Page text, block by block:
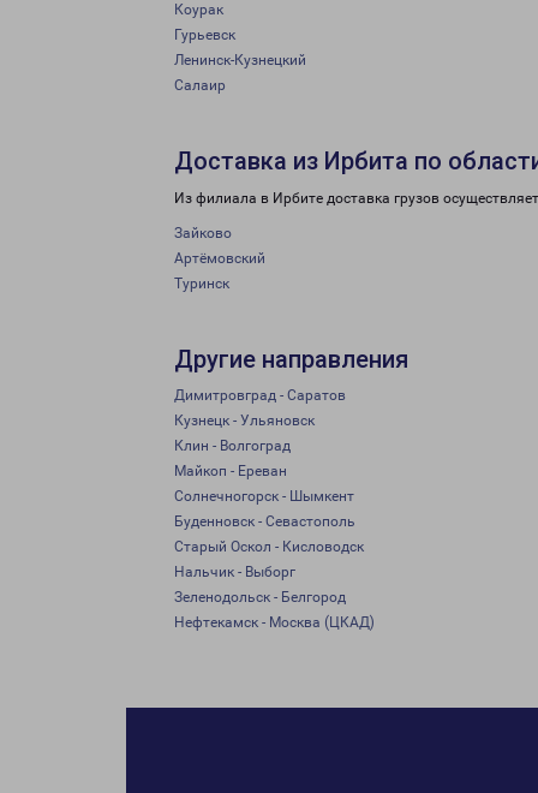
Коурак
Гурьевск
Ленинск-Кузнецкий
Салаир
Доставка из Ирбита по
Из филиала в Ирбите доставка грузов
Зайково
Артёмовский
Туринск
Другие направления
Димитровград - Саратов
Кузнецк - Ульяновск
Клин - Волгоград
Майкоп - Ереван
Солнечногорск - Шымкент
Буденновск - Севастополь
Старый Оскол - Кисловодск
Нальчик - Выборг
Зеленодольск - Белгород
Нефтекамск - Москва (ЦКАД)